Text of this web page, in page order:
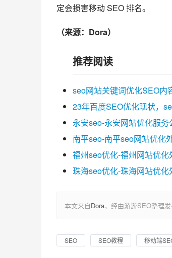
定会损害移动 SEO 排名。
（来源：Dora）
推荐阅读
seo网站关键词优化SEO内
23年百度SEO优化现状，
永安seo-永安网站优化服务
南平seo-南平seo网站优化
福州seo优化-福州网站优化
珠海seo优化-珠海网站优化
本文来自Dora，经由游游SEO整理
SEO SEO教程 移动端